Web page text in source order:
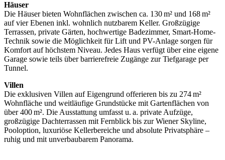
Häuser
Die Häuser bieten Wohnflächen zwischen ca. 130 m² und 168 m²
auf vier Ebenen inkl. wohnlich nutzbarem Keller. Großzügige
Terrassen, private Gärten, hochwertige Badezimmer, Smart-Home-
Technik sowie die Möglichkeit für Lift und PV-Anlage sorgen für
Komfort auf höchstem Niveau. Jedes Haus verfügt über eine eigene
Garage sowie teils über barrierefreie Zugänge zur Tiefgarage per
Tunnel.
Villen
Die exklusiven Villen auf Eigengrund offerieren bis zu 274 m²
Wohnfläche und weitläufige Grundstücke mit Gartenflächen von
über 400 m². Die Ausstattung umfasst u. a. private Aufzüge,
großzügige Dachterrassen mit Fernblick bis zur Wiener Skyline,
Pooloption, luxuriöse Kellerbereiche und absolute Privatsphäre –
ruhig und mit unverbaubarem Panorama.